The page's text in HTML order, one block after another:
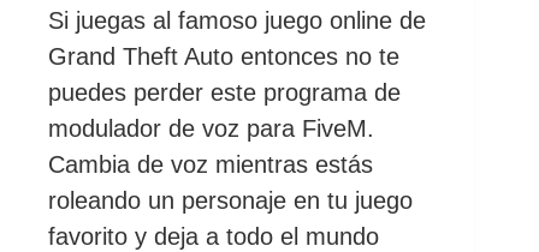
Si juegas al famoso juego online de
Grand Theft Auto entonces no te
puedes perder este programa de
modulador de voz para FiveM.
Cambia de voz mientras estás
roleando un personaje en tu juego
favorito y deja a todo el mundo